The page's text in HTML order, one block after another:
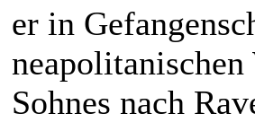
er in
Sohnes nach